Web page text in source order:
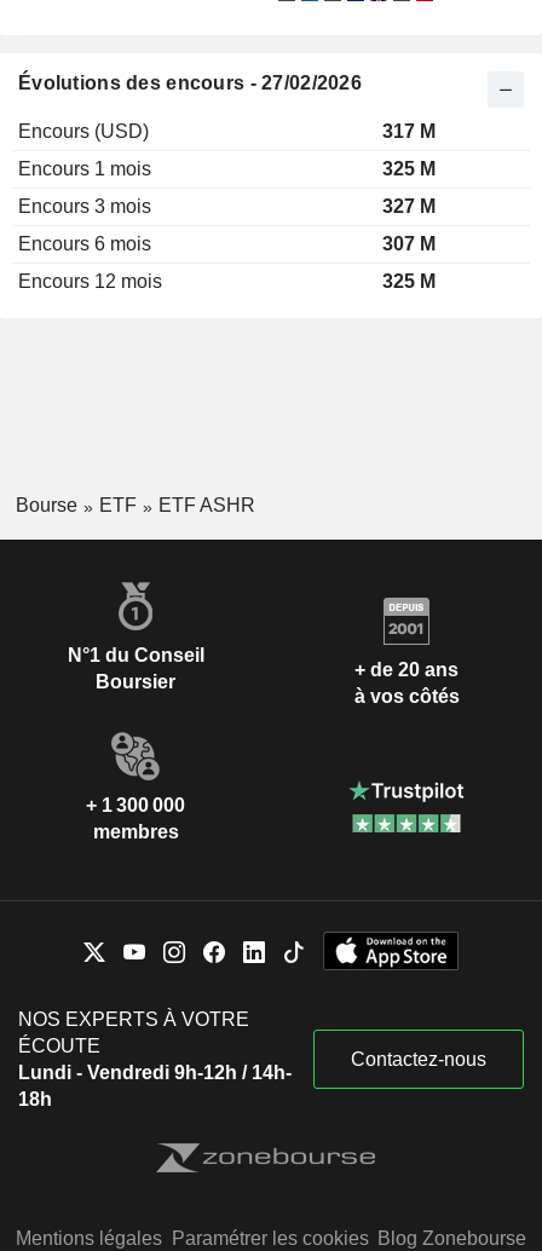
Évolutions des encours - 27/02/2026
Encours (USD)
317 M
Encours 1 mois
325 M
Encours 3 mois
327 M
Encours 6 mois
307 M
Encours 12 mois
325 M
Bourse ETF ETF ASHR
N°1 du Conseil
Boursier
+ de 20 ans
à vos côtés
+ 1 300 000
membres
NOS EXPERTS À VOTRE
ÉCOUTE
Lundi - Vendredi 9h-12h / 14h-
18h
Contactez-nous
Mentions légales Paramétrer les cookies Blog Zonebourse